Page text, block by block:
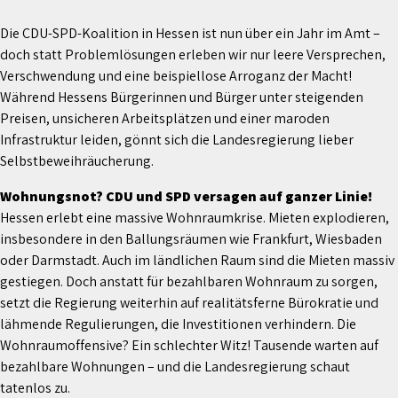
Die CDU-SPD-Koalition in Hessen ist nun über ein Jahr im Amt –
doch statt Problemlösungen erleben wir nur leere Versprechen,
Verschwendung und eine beispiellose Arroganz der Macht!
Während Hessens Bürgerinnen und Bürger unter steigenden
Preisen, unsicheren Arbeitsplätzen und einer maroden
Infrastruktur leiden, gönnt sich die Landesregierung lieber
Selbstbeweihräucherung.
Wohnungsnot? CDU und SPD versagen auf ganzer Linie!
Hessen erlebt eine massive Wohnraumkrise. Mieten explodieren,
insbesondere in den Ballungsräumen wie Frankfurt, Wiesbaden
oder Darmstadt. Auch im ländlichen Raum sind die Mieten massiv
gestiegen. Doch anstatt für bezahlbaren Wohnraum zu sorgen,
setzt die Regierung weiterhin auf realitätsferne Bürokratie und
lähmende Regulierungen, die Investitionen verhindern. Die
Wohnraumoffensive? Ein schlechter Witz! Tausende warten auf
bezahlbare Wohnungen – und die Landesregierung schaut
tatenlos zu.